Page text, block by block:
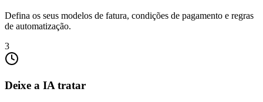
Defina os seus modelos de fatura, condições de pagamento e regras
de automatização.
3
Deixe a IA tratar